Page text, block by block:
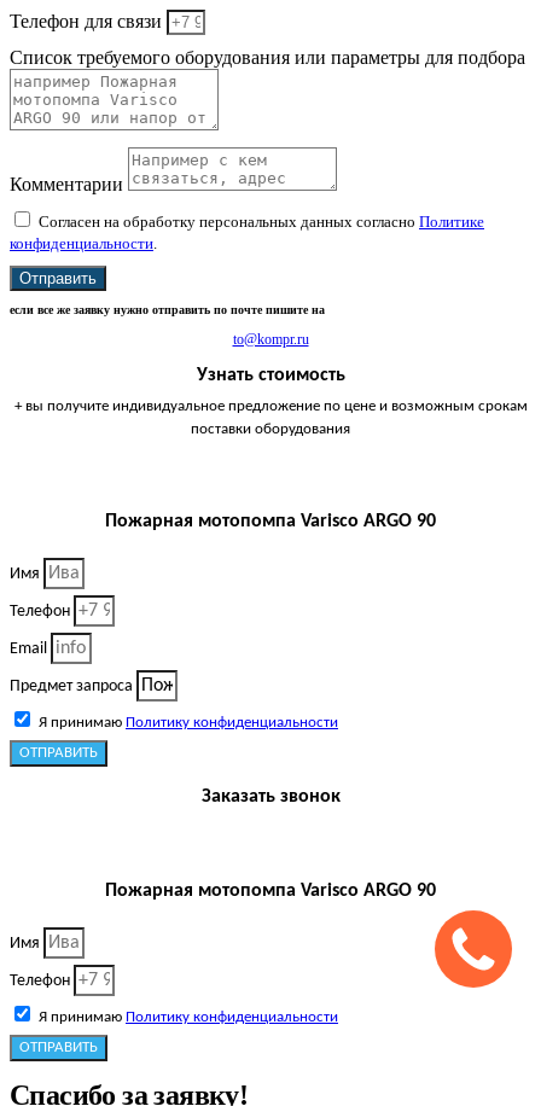
Телефон для связи
Список требуемого оборудования или параметры для подбора
Комментарии
Согласен на обработку персональных данных согласно Политике
конфиденциальности
Отправить
если все же заявку нужно отправить по почте пишите на
to@kompr.ru
Узнать стоимость
+ вы получите индивидуальное предложение по цене и возможным срокам
поставки оборудования
Пожарная мотопомпа Varisco ARGO 90
Имя
Телефон
Email
Предмет запроса
Я принимаю Политику конфиденциальности
ОТПРАВИТЬ
Заказать звонок
Пожарная мотопомпа Varisco ARGO 90
Имя
Телефон
Я принимаю Политику конфиденциальности
ОТПРАВИТЬ
Спасибо за заявку!